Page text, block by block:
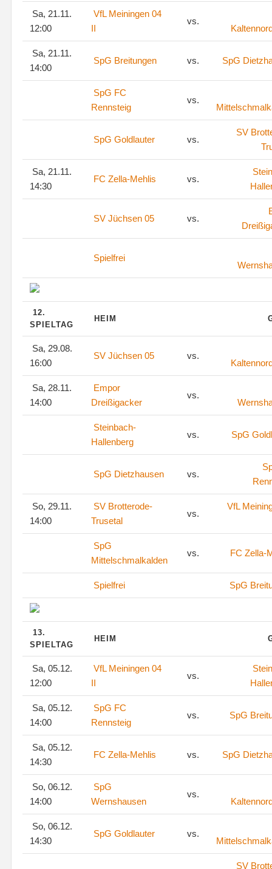
Sa, 21.11.
12:00
VfL Meiningen 04
II
vs.
Sa, 21.11.
14:00
SpG Breitungen vs. SpG
SpG FC
Rennsteig
vs.
SpG Goldlauter vs.
SV
Sa, 21.11.
14:30
FC Zella-Mehlis vs.
SV Jüchsen 05 vs.
Spielfrei
12.
SPIELTAG
HEIM
Sa, 29.08.
16:00
SV Jüchsen 05 vs.
Sa, 28.11.
14:00
Empor
Dreißigacker
vs.
Steinbach-
Hallenberg
vs. SpG
SpG Dietzhausen vs.
So, 29.11.
14:00
SV Brotterode-
Trusetal
vs.
VfL
SpG
Mittelschmalkalden
vs. FC Zella-
Spielfrei SpG
13.
SPIELTAG
HEIM
Sa, 05.12.
12:00
VfL Meiningen 04
II
vs.
Sa, 05.12.
14:00
SpG FC
Rennsteig
vs. SpG
Sa, 05.12.
14:30
FC Zella-Mehlis vs. SpG
So, 06.12.
14:00
SpG
Wernshausen
vs.
So, 06.12.
14:30
SpG Goldlauter vs.
SV